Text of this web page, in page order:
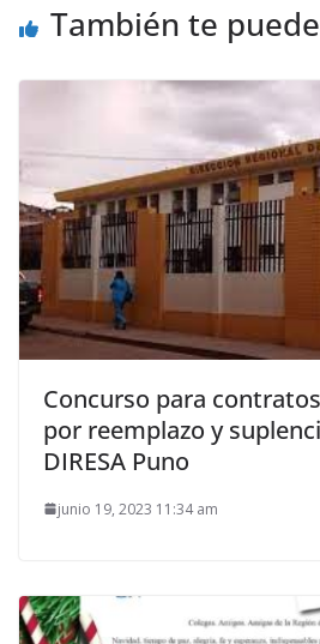
También te
Concurso para
por reemplazo y
DIRESA Puno
junio 19, 2023 11:34 am